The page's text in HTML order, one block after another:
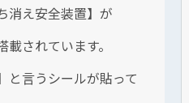
消え安全装置】が
されています。
と言うシールが貼って